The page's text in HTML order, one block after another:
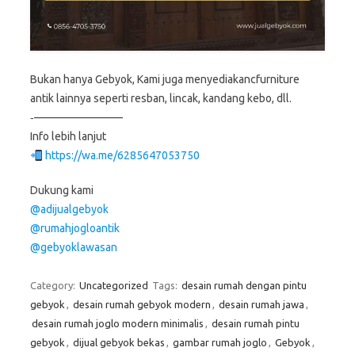
Bukan hanya Gebyok, Kami juga menyediakancfurniture
antik lainnya seperti resban, lincak, kandang kebo, dll.
‐————————
Info lebih lanjut
https://wa.me/6285647053750
Dukung kami
@adijualgebyok
@rumahjogloantik
@gebyoklawasan
Category: Uncategorized Tags: desain rumah dengan pintu
gebyok , desain rumah gebyok modern , desain rumah jawa ,
desain rumah joglo modern minimalis , desain rumah pintu
gebyok , dijual gebyok bekas , gambar rumah joglo , Gebyok ,